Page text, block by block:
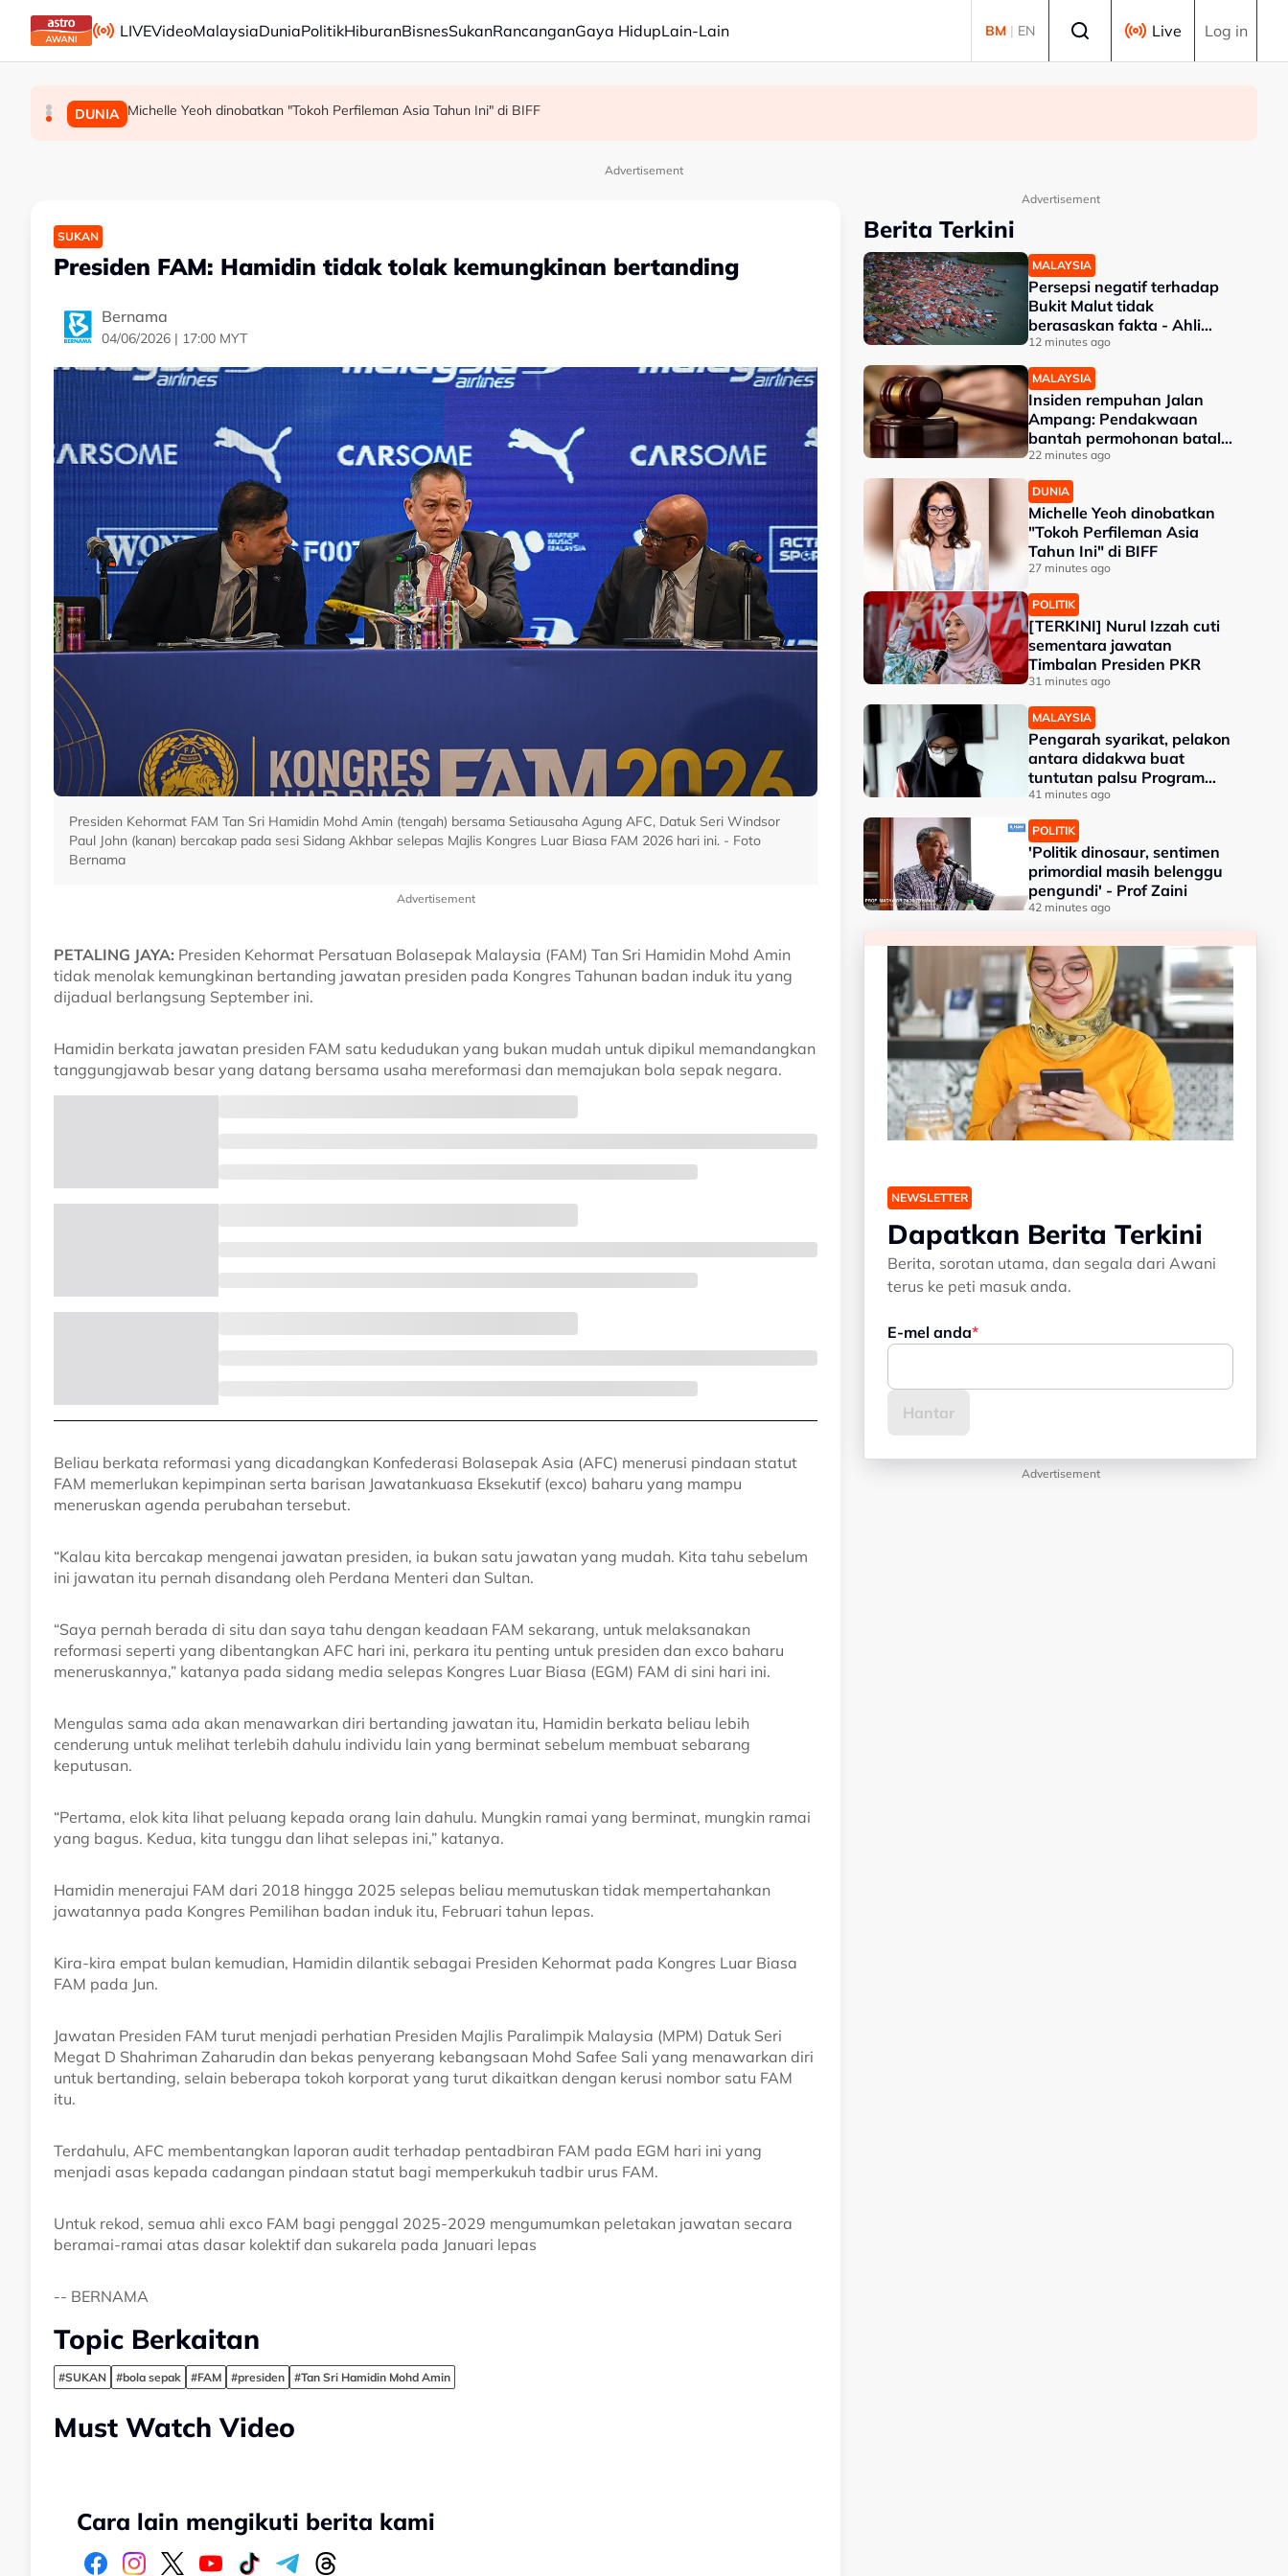
Skip to main content
LIVEVideoMalaysiaDuniaPolitikHiburanBisnesSukanRancanganGaya HidupLain-Lain BM | EN Live Log in
MALAYSIA Persepsi negatif terhadap Bukit Malut tidak berasaskan fakta - Ahli Akademik
MALAYSIA Insiden rempuhan Jalan Ampang: Pendakwaan bantah permohonan batal pertuduhan bunuh
DUNIA Michelle Yeoh dinobatkan "Tokoh Perfileman Asia Tahun Ini" di BIFF
Advertisement
SUKAN
Presiden FAM: Hamidin tidak tolak kemungkinan bertanding
Bernama
04/06/2026 | 17:00 MYT
Presiden Kehormat FAM Tan Sri Hamidin Mohd Amin (tengah) bersama Setiausaha Agung AFC, Datuk Seri Windsor
Paul John (kanan) bercakap pada sesi Sidang Akhbar selepas Majlis Kongres Luar Biasa FAM 2026 hari ini. - Foto
Bernama
Advertisement
PETALING JAYA: Presiden Kehormat Persatuan Bolasepak Malaysia (FAM) Tan Sri Hamidin Mohd Amin
tidak menolak kemungkinan bertanding jawatan presiden pada Kongres Tahunan badan induk itu yang
dijadual berlangsung September ini.
Hamidin berkata jawatan presiden FAM satu kedudukan yang bukan mudah untuk dipikul memandangkan
tanggungjawab besar yang datang bersama usaha mereformasi dan memajukan bola sepak negara.
Beliau berkata reformasi yang dicadangkan Konfederasi Bolasepak Asia (AFC) menerusi pindaan statut
FAM memerlukan kepimpinan serta barisan Jawatankuasa Eksekutif (exco) baharu yang mampu
meneruskan agenda perubahan tersebut.
“Kalau kita bercakap mengenai jawatan presiden, ia bukan satu jawatan yang mudah. Kita tahu sebelum
ini jawatan itu pernah disandang oleh Perdana Menteri dan Sultan.
“Saya pernah berada di situ dan saya tahu dengan keadaan FAM sekarang, untuk melaksanakan
reformasi seperti yang dibentangkan AFC hari ini, perkara itu penting untuk presiden dan exco baharu
meneruskannya,” katanya pada sidang media selepas Kongres Luar Biasa (EGM) FAM di sini hari ini.
Mengulas sama ada akan menawarkan diri bertanding jawatan itu, Hamidin berkata beliau lebih
cenderung untuk melihat terlebih dahulu individu lain yang berminat sebelum membuat sebarang
keputusan.
“Pertama, elok kita lihat peluang kepada orang lain dahulu. Mungkin ramai yang berminat, mungkin ramai
yang bagus. Kedua, kita tunggu dan lihat selepas ini,” katanya.
Hamidin menerajui FAM dari 2018 hingga 2025 selepas beliau memutuskan tidak mempertahankan
jawatannya pada Kongres Pemilihan badan induk itu, Februari tahun lepas.
Kira-kira empat bulan kemudian, Hamidin dilantik sebagai Presiden Kehormat pada Kongres Luar Biasa
FAM pada Jun.
Jawatan Presiden FAM turut menjadi perhatian Presiden Majlis Paralimpik Malaysia (MPM) Datuk Seri
Megat D Shahriman Zaharudin dan bekas penyerang kebangsaan Mohd Safee Sali yang menawarkan diri
untuk bertanding, selain beberapa tokoh korporat yang turut dikaitkan dengan kerusi nombor satu FAM
itu.
Terdahulu, AFC membentangkan laporan audit terhadap pentadbiran FAM pada EGM hari ini yang
menjadi asas kepada cadangan pindaan statut bagi memperkukuh tadbir urus FAM.
Untuk rekod, semua ahli exco FAM bagi penggal 2025-2029 mengumumkan peletakan jawatan secara
beramai-ramai atas dasar kolektif dan sukarela pada Januari lepas
-- BERNAMA
Topic Berkaitan
#SUKAN #bola sepak #FAM #presiden #Tan Sri Hamidin Mohd Amin
Must Watch Video
Cara lain mengikuti berita kami
Advertisement
Berita Terkini
MALAYSIA
Persepsi negatif terhadap
Bukit Malut tidak
berasaskan fakta - Ahli
Akademik
12 minutes ago
MALAYSIA
Insiden rempuhan Jalan
Ampang: Pendakwaan
bantah permohonan batal
pertuduhan bunuh
22 minutes ago
DUNIA
Michelle Yeoh dinobatkan
"Tokoh Perfileman Asia
Tahun Ini" di BIFF
27 minutes ago
POLITIK
[TERKINI] Nurul Izzah cuti
sementara jawatan
Timbalan Presiden PKR
31 minutes ago
MALAYSIA
Pengarah syarikat, pelakon
antara didakwa buat
tuntutan palsu Program
Daya Kerjaya Perkeso
41 minutes ago
POLITIK
'Politik dinosaur, sentimen
primordial masih belenggu
pengundi' - Prof Zaini
42 minutes ago
NEWSLETTER
Dapatkan Berita Terkini
Berita, sorotan utama, dan segala dari Awani
terus ke peti masuk anda.
E-mel anda
Advertisement